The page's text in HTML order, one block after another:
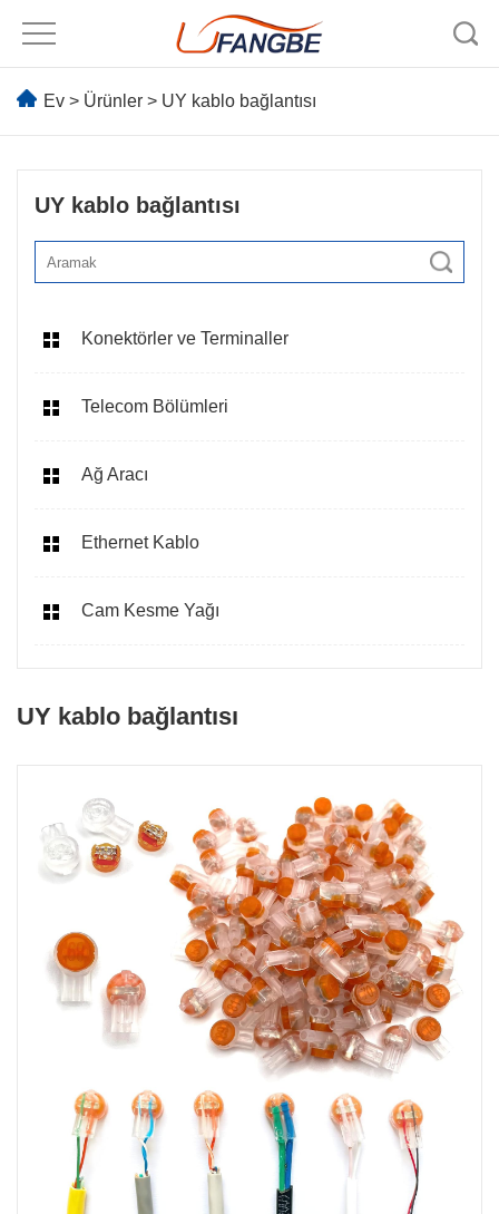
Ev > Ürünler > UY kablo bağlantısı
UY kablo bağlantısı
Konektörler ve Terminaller
Telecom Bölümleri
Ağ Aracı
Ethernet Kablo
Cam Kesme Yağı
UY kablo bağlantısı